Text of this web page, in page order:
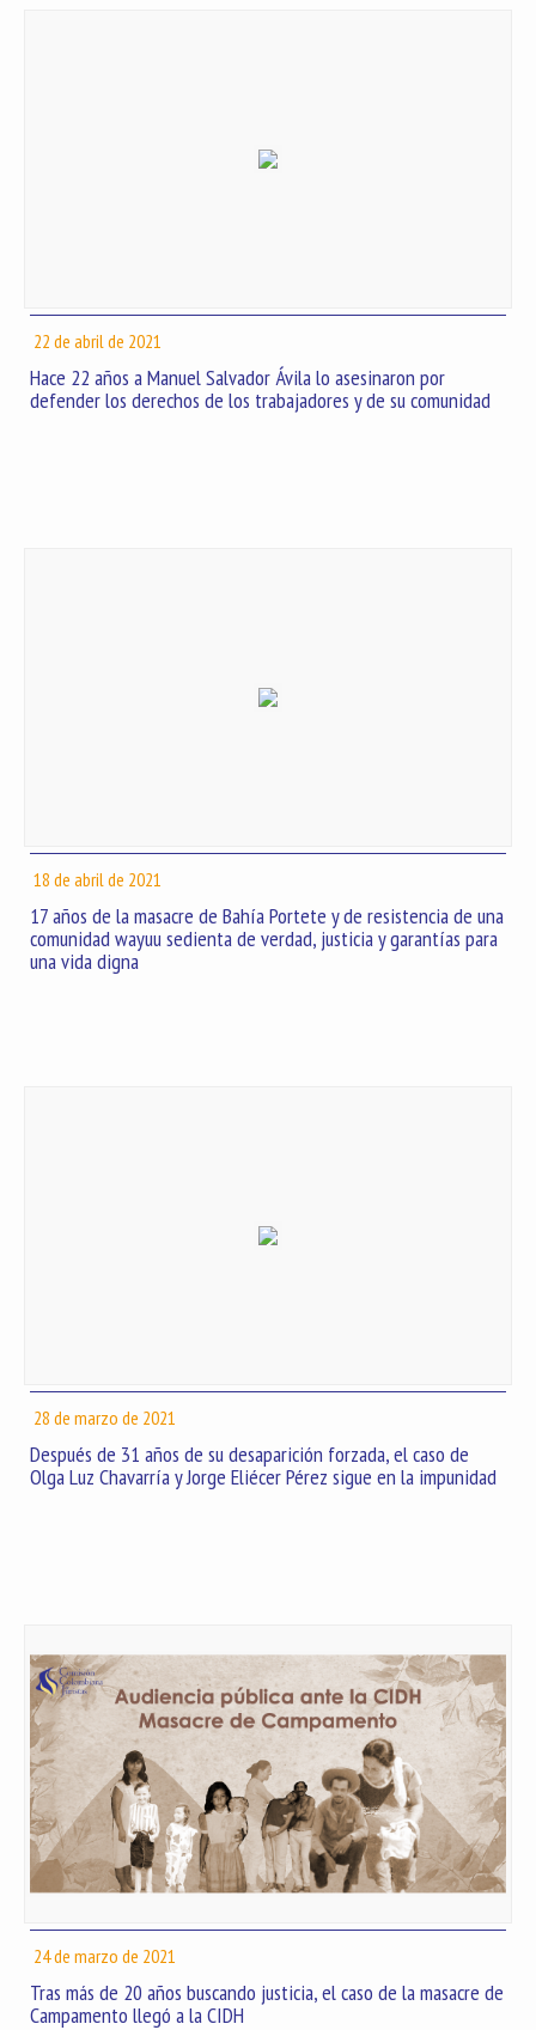
22 de abril de 2021
Hace 22 años a Manuel Salvador Ávila lo asesinaron por
defender los derechos de los trabajadores y de su comunidad
18 de abril de 2021
17 años de la masacre de Bahía Portete y de resistencia de una
comunidad wayuu sedienta de verdad, justicia y garantías para
una vida digna
28 de marzo de 2021
Después de 31 años de su desaparición forzada, el caso de
Olga Luz Chavarría y Jorge Eliécer Pérez sigue en la impunidad
24 de marzo de 2021
Tras más de 20 años buscando justicia, el caso de la masacre de
Campamento llegó a la CIDH